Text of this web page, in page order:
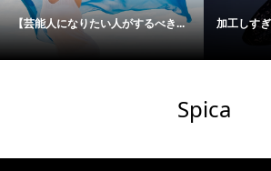
【芸能人になりたい人がするべき... 加工しす
Spica